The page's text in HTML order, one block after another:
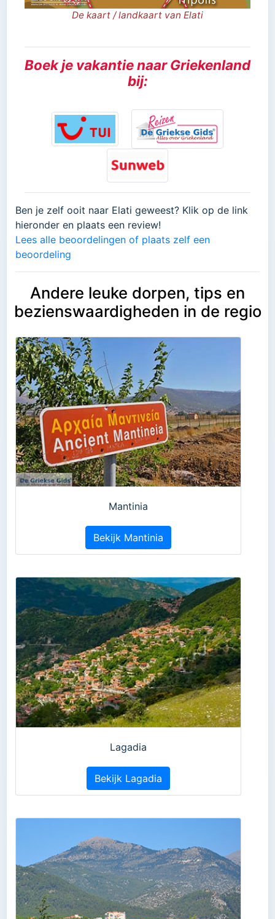
De kaart / landkaart van Elati
Boek je vakantie naar Griekenland
bij:
Ben je zelf ooit naar Elati geweest? Klik op de link
hieronder en plaats een review!
Lees alle beoordelingen of plaats zelf een
beoordeling
Andere leuke dorpen, tips en
bezienswaardigheden in de regio
Mantinia
Bekijk Mantinia
Lagadia
Bekijk Lagadia